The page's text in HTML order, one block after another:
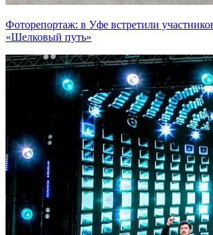
Фоторепортаж: в Уфе встретили
«Шелковый путь»